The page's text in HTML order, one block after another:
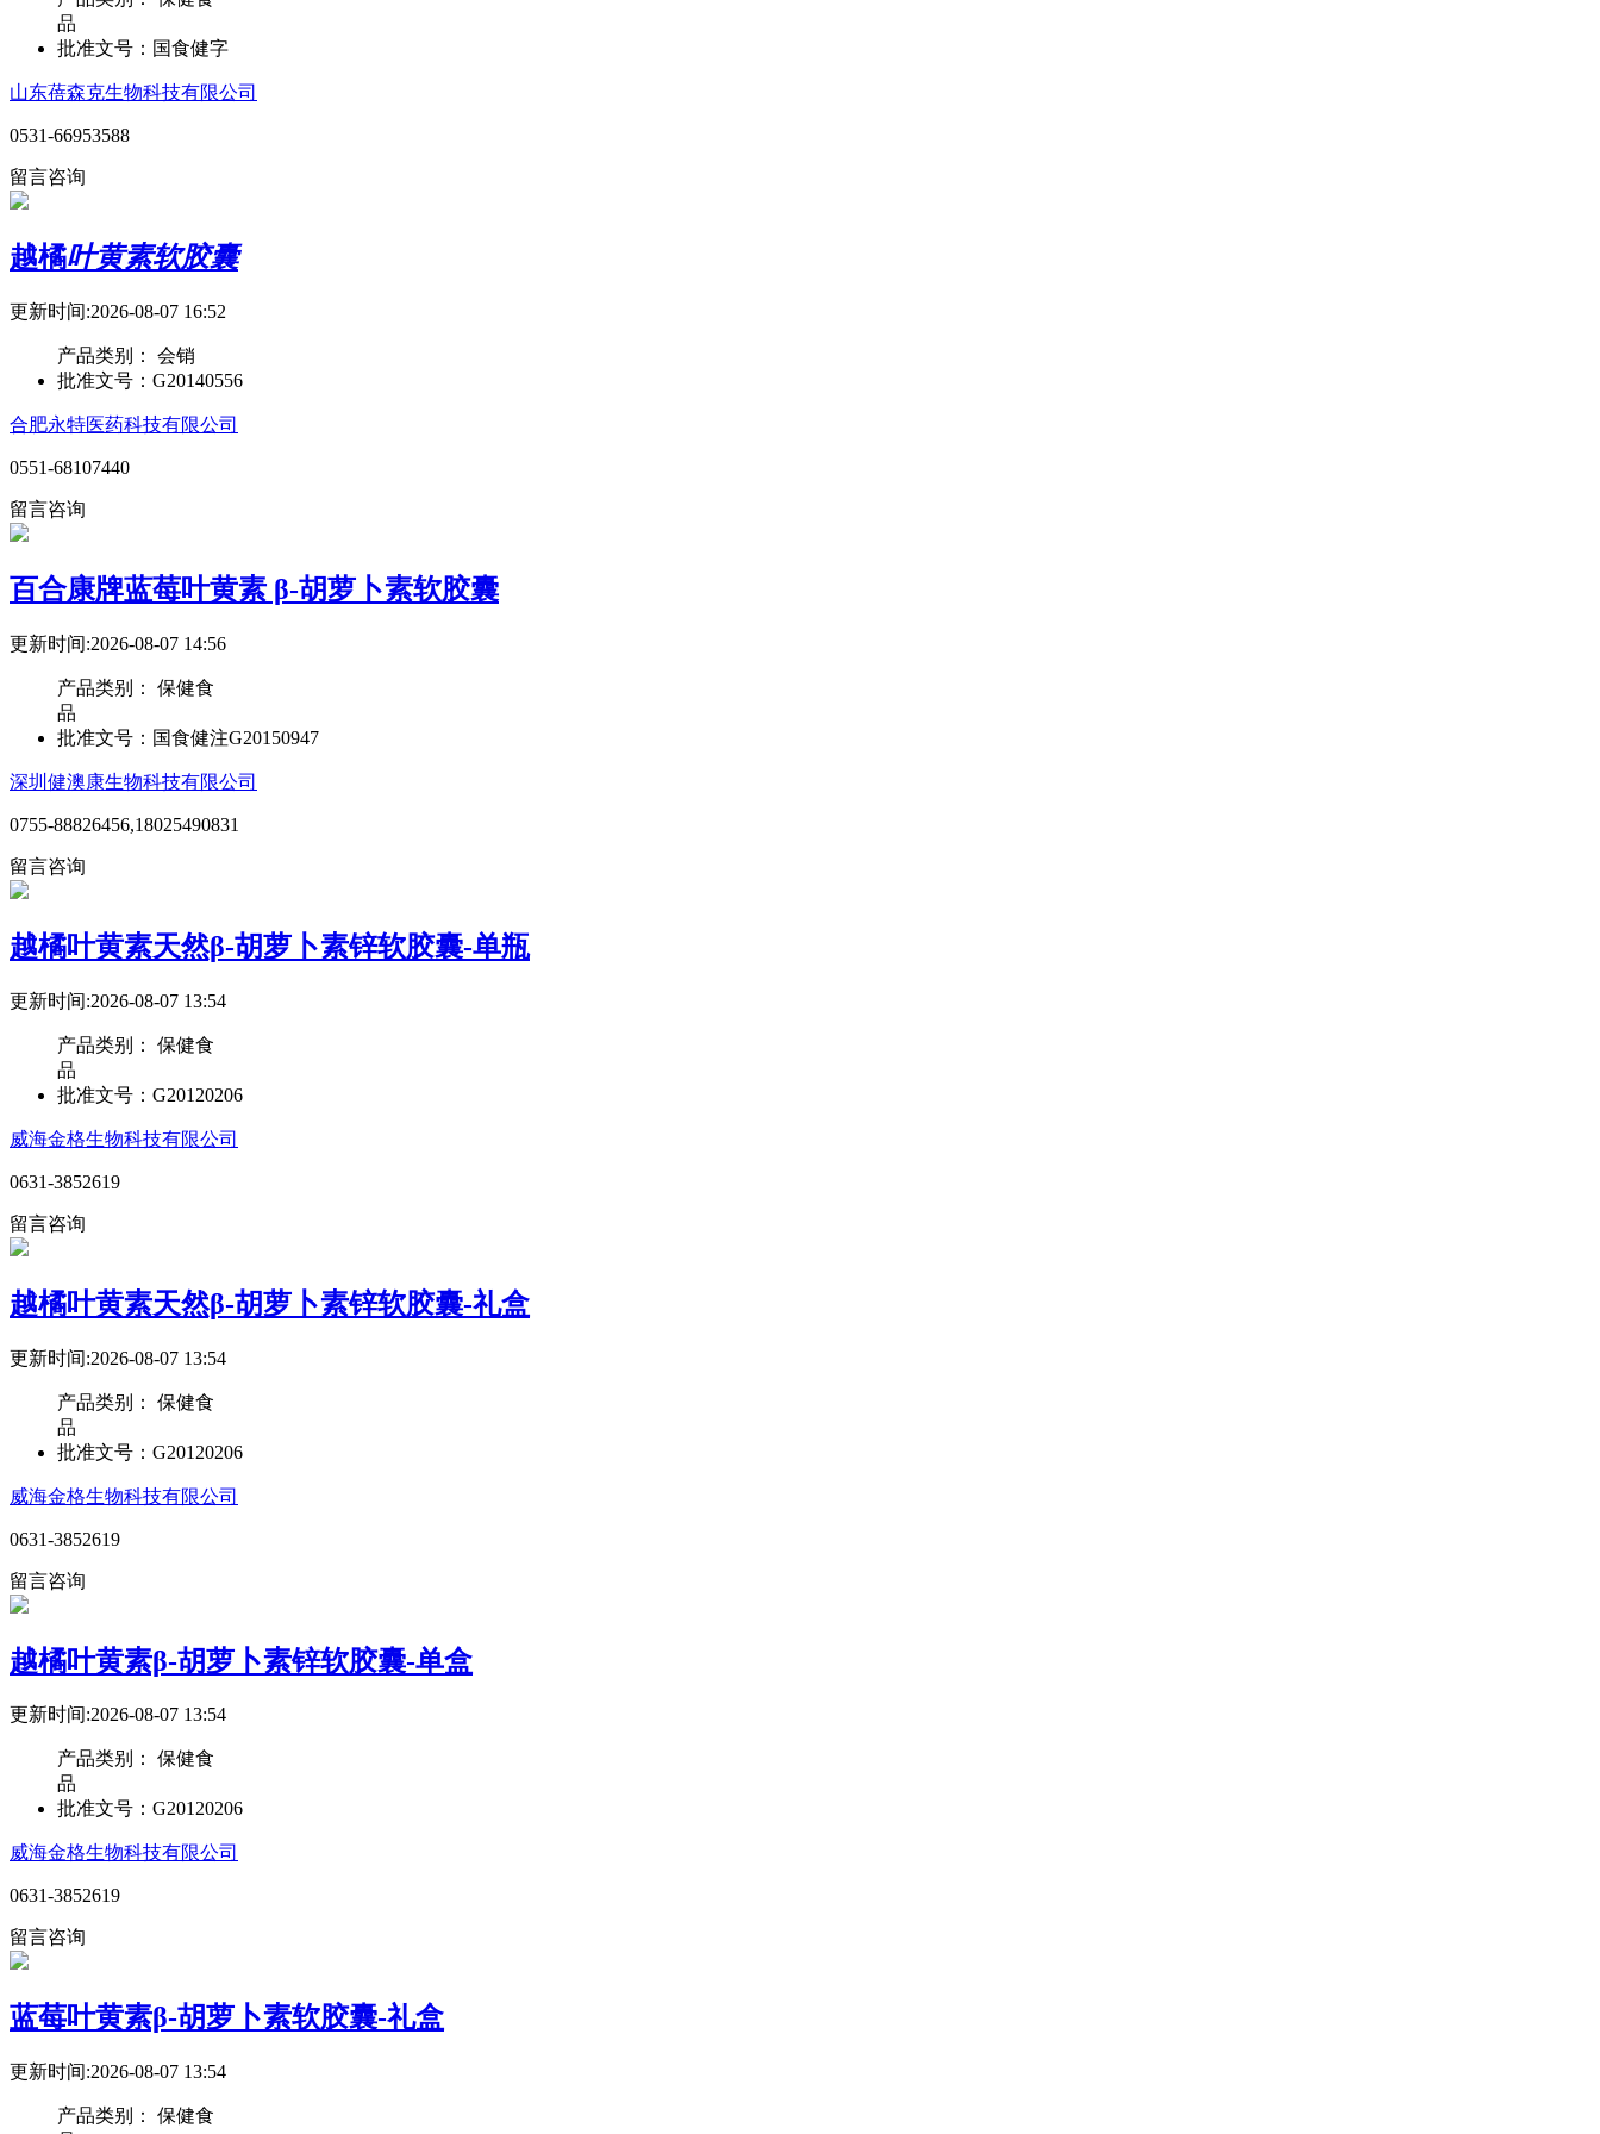
品
批准文号： 国食健字
山东蓓森克生物科技有限公司
0531-66953588
留言咨询
越橘叶黄素软胶囊
更新时间:2026-08-07 16:52
产品类别： 会销
批准文号： G20140556
合肥永特医药科技有限公司
0551-68107440
留言咨询
百合康牌蓝莓叶黄素 β-胡萝卜素软胶囊
更新时间:2026-08-07 14:56
产品类别： 保健食
品
批准文号： 国食健注G20150947
深圳健澳康生物科技有限公司
0755-88826456,18025490831
留言咨询
越橘叶黄素天然β-胡萝卜素锌软胶囊-单瓶
更新时间:2026-08-07 13:54
产品类别： 保健食
品
批准文号： G20120206
威海金格生物科技有限公司
0631-3852619
留言咨询
越橘叶黄素天然β-胡萝卜素锌软胶囊-礼盒
更新时间:2026-08-07 13:54
产品类别： 保健食
品
批准文号： G20120206
威海金格生物科技有限公司
0631-3852619
留言咨询
越橘叶黄素β-胡萝卜素锌软胶囊-单盒
更新时间:2026-08-07 13:54
产品类别： 保健食
品
批准文号： G20120206
威海金格生物科技有限公司
0631-3852619
留言咨询
蓝莓叶黄素β-胡萝卜素软胶囊-礼盒
更新时间:2026-08-07 13:54
产品类别： 保健食